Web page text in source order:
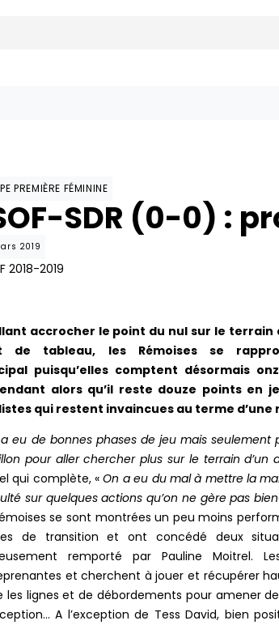
PREMIÈRE FÉMININE
SDR (0-0) :
2019
accrocher le point du nul sur le
de tableau, les Rémoises se
puisqu’elles comptent désormais
alors qu’il reste douze points en
qui restent invaincues au terme
eu de bonnes phases de jeu mais seulement
pour aller chercher plus sur le terrain d’un
qui complète, «On a eu du mal à mettre la
sur quelques actions qu’on ne gère pas bien
se sont montrées un peu moins
de transition et ont concédé deux
remporté par Pauline Moitrel.
et cherchent à jouer et récupérer
les lignes et de débordements pour amener
A l’exception de Tess David, bien